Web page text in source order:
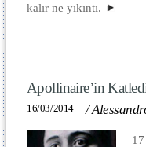
kalır ne yıkıntı.
Apollinaire’in
16/03/2014 /